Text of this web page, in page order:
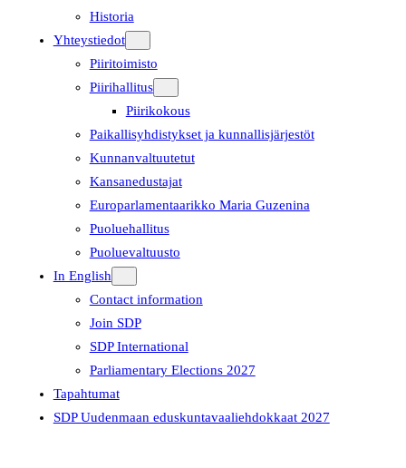
Historia
Yhteystiedot
Piiritoimisto
Piirihallitus
Piirikokous
Paikallisyhdistykset ja kunnallisjärjestöt
Kunnanvaltuutetut
Kansanedustajat
Europarlamentaarikko Maria Guzenina
Puoluehallitus
Puoluevaltuusto
In English
Contact information
Join SDP
SDP International
Parliamentary Elections 2027
Tapahtumat
SDP Uudenmaan eduskuntavaaliehdokkaat 2027